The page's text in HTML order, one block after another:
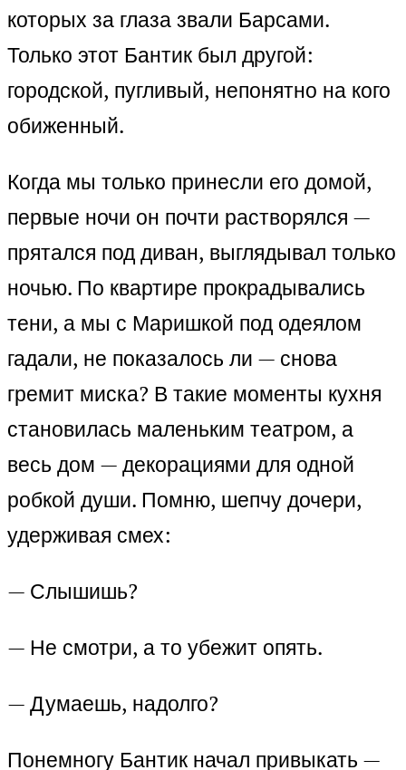
которых за глаза звали Барсами.
Только этот Бантик был другой:
городской, пугливый, непонятно на кого
обиженный.
Когда мы только принесли его домой,
первые ночи он почти растворялся —
прятался под диван, выглядывал только
ночью. По квартире прокрадывались
тени, а мы с Маришкой под одеялом
гадали, не показалось ли — снова
гремит миска? В такие моменты кухня
становилась маленьким театром, а
весь дом — декорациями для одной
робкой души. Помню, шепчу дочери,
удерживая смех:
— Слышишь?
— Не смотри, а то убежит опять.
— Думаешь, надолго?
Понемногу Бантик начал привыкать —